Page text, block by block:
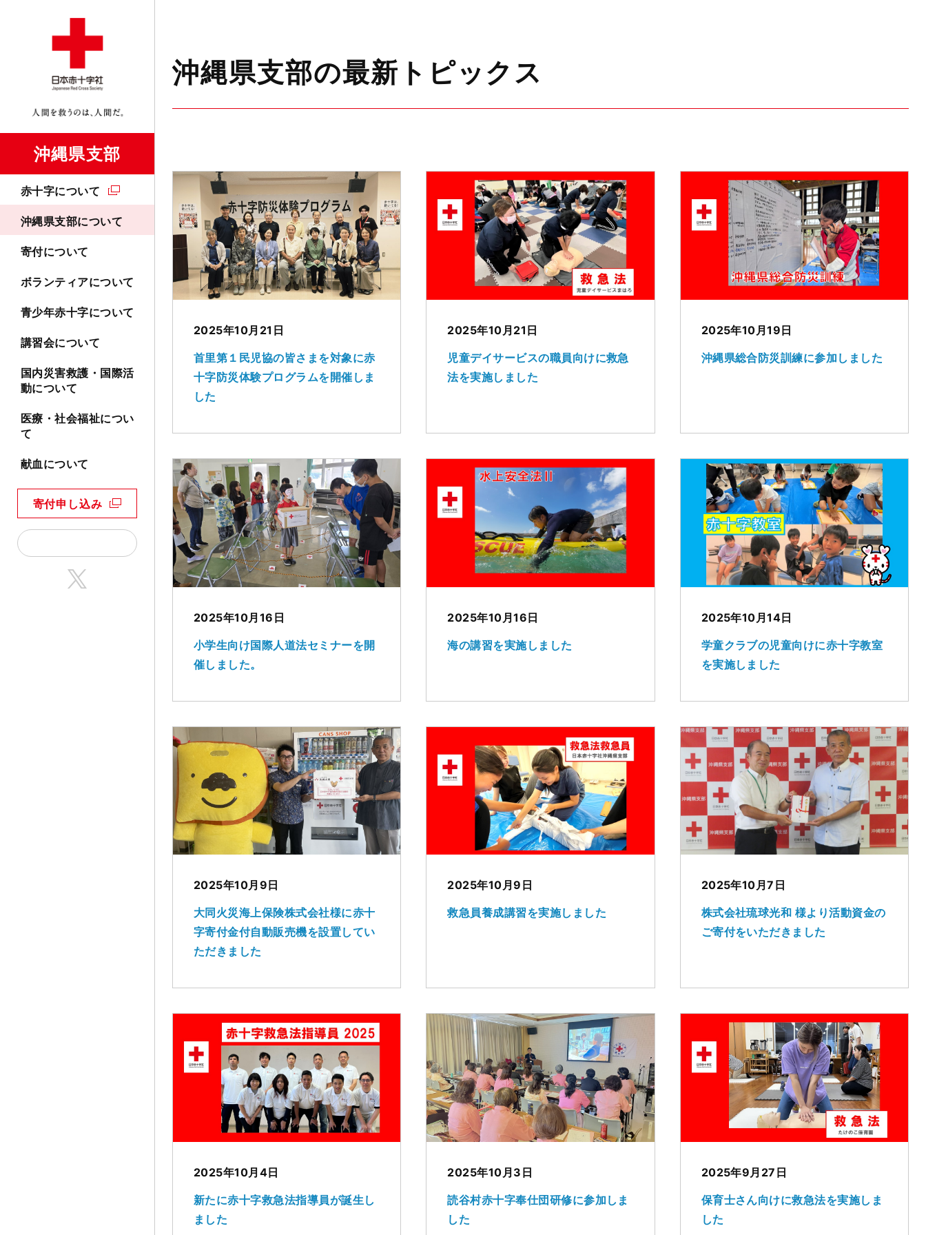
沖縄県支部
赤十字について
沖縄県支部について
寄付について
ボランティアについて
青少年赤十字について
講習会について
国内災害救護・国際活
動について
医療・社会福祉につい
て
献血について
寄付申し込み
沖縄県支部の最新トピックス
2025年10月21日
首里第１民児協の皆さまを対象に赤
十字防災体験プログラムを開催しま
した
2025年10月21日
児童デイサービスの職員向けに救急
法を実施しました
2025年10月19日
沖縄県総合防災訓練に参加しました
2025年10月16日
小学生向け国際人道法セミナーを開
催しました。
2025年10月16日
海の講習を実施しました
2025年10月14日
学童クラブの児童向けに赤十字教室
を実施しました
2025年10月9日
大同火災海上保険株式会社様に赤十
字寄付金付自動販売機を設置してい
ただきました
2025年10月9日
救急員養成講習を実施しました
2025年10月7日
株式会社琉球光和 様より活動資金の
ご寄付をいただきました
2025年10月4日
新たに赤十字救急法指導員が誕生し
ました
2025年10月3日
読谷村赤十字奉仕団研修に参加しま
した
2025年9月27日
保育士さん向けに救急法を実施しま
した